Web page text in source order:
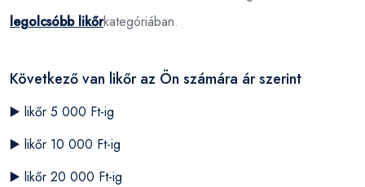
legolcsóbb likőrkategóriában.
Következő van likőr az Ön számára ár szerint
▶️ likőr 5 000 Ft-ig
▶️ likőr 10 000 Ft-ig
▶️ likőr 20 000 Ft-ig